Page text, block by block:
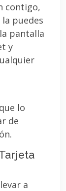
contigo,
puedes
pantalla
y
lo
de
a